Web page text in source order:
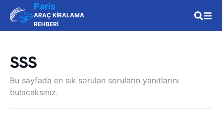
Paris
ARAÇ KİRALAMA
REHBERİ
SSS
Bu sayfada en sık sorulan soruların yanıtlarını
bulacaksınız.